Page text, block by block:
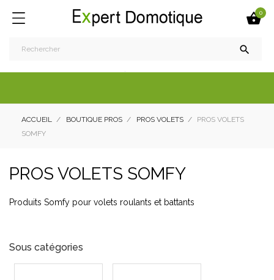
0

ACCUEIL BOUTIQUE PROS PROS VOLETS
PROS VOLETS
SOMFY
PROS VOLETS SOMFY
Produits Somfy pour volets roulants et battants
Sous catégories